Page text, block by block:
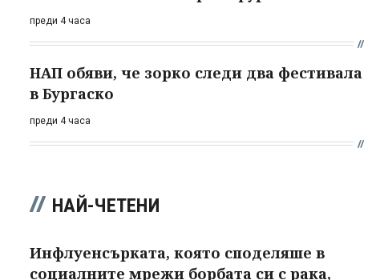
преди 4 часа
НАП обяви, че зорко следи два фестивала
в Бургаско
преди 4 часа
НАЙ-ЧЕТЕНИ
Инфлуенсърката, която споделяше в
социалните мрежи борбата си с рака,